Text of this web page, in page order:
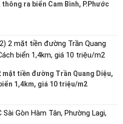
ra biển Cam Bình, P.Phước
mặt tiền đường Trần Quang Diệu,
1,4km, giá 10 triệu/m2